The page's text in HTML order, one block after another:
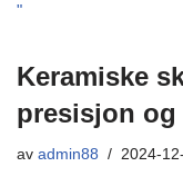
"
Keramiske
presisjon
av admin88 2024-